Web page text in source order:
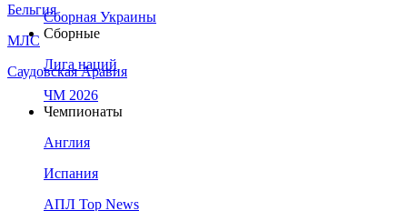
Бельгия
МЛС
Саудовская Аравия
Сборная Украины
Сборные
Лига наций
ЧМ 2026
Чемпионаты
Англия
Испания
АПЛ Top News